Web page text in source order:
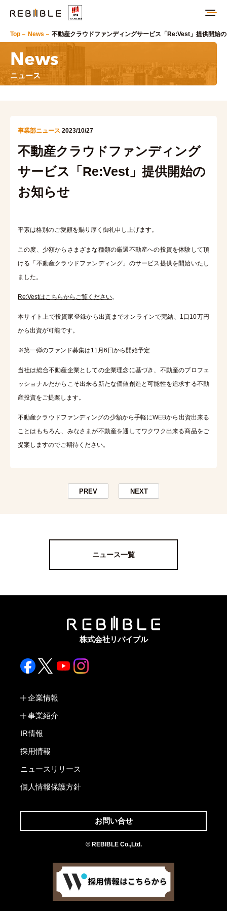
Top News 不動産クラウドファンディングサービス「Re:Vest」提供開始
News
ニュース
事業部ニュース 2023/10/27
不動産クラウドファンディング
サービス「Re:Vest」提供開始の
お知らせ
平素は格別のご愛顧を賜り厚く御礼申し上げます。
この度、少額からさまざまな種類の厳選不動産への投資を体験して頂
ける「不動産クラウドファンディング」のサービス提供を開始いたし
ました。
Re:Vestはこちらからご覧ください。
本サイト上で投資家登録から出資までオンラインで完結、1口10万円
から出資が可能です。
※第一弾のファンド募集は11月6日から開始予定
当社は総合不動産企業としての企業理念に基づき、不動産のプロフェ
ッショナルだからこそ出来る新たな価値創造と可能性を追求する不動
産投資をご提案します。
不動産クラウドファンディングの少額から手軽にWEBから出資出来る
ことはもちろん、みなさまが不動産を通してワクワク出来る商品をご
提案しますのでご期待ください。
PREV NEXT
ニュース一覧
株式会社リバイブル
企業情報
事業紹介
IR情報
採用情報
ニュースリリース
個人情報保護方針
お問い合せ
© REBIBLE Co.,Ltd.